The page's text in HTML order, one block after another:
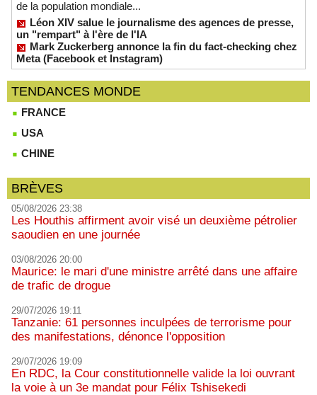
de la population mondiale...
Léon XIV salue le journalisme des agences de presse,
un "rempart" à l'ère de l'IA
Mark Zuckerberg annonce la fin du fact-checking chez
Meta (Facebook et Instagram)
TENDANCES MONDE
FRANCE
USA
CHINE
BRÈVES
05/08/2026 23:38
Les Houthis affirment avoir visé un deuxième pétrolier
saoudien en une journée
03/08/2026 20:00
Maurice: le mari d'une ministre arrêté dans une affaire
de trafic de drogue
29/07/2026 19:11
Tanzanie: 61 personnes inculpées de terrorisme pour
des manifestations, dénonce l'opposition
29/07/2026 19:09
En RDC, la Cour constitutionnelle valide la loi ouvrant
la voie à un 3e mandat pour Félix Tshisekedi